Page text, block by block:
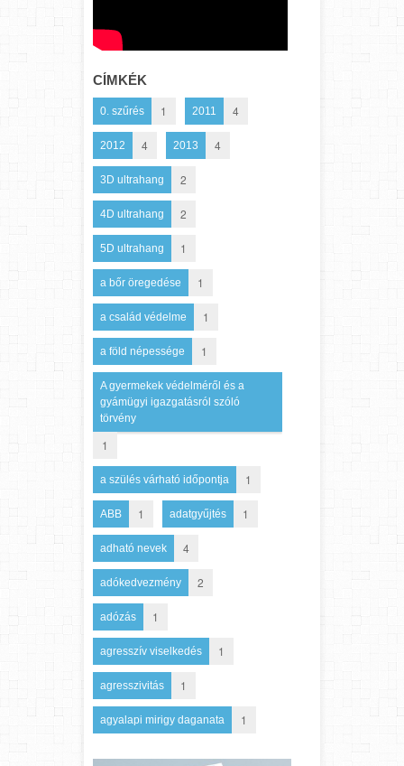
CÍMKÉK
0. szűrés 1 2011 4
2012 4 2013 4
3D ultrahang 2
4D ultrahang 2
5D ultrahang 1
a bőr öregedése 1
a család védelme 1
a föld népessége 1
A gyermekek védelméről és a
gyámügyi igazgatásról szóló
törvény
1
a szülés várható időpontja 1
ABB 1 adatgyűjtés 1
adható nevek 4
adókedvezmény 2
adózás 1
agresszív viselkedés 1
agresszivitás 1
agyalapi mirigy daganata 1